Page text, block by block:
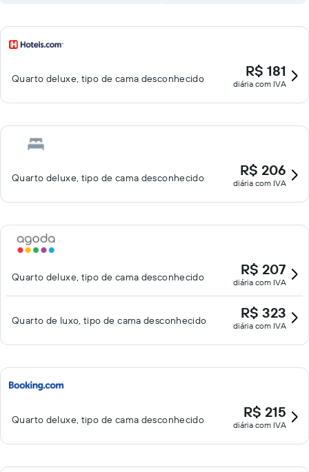
Quarto deluxe, tipo de cama desconhecido R$ 181
diária com IVA
Quarto deluxe, tipo de cama desconhecido R$ 206
diária com IVA
Quarto deluxe, tipo de cama desconhecido R$ 207
diária com IVA
Quarto de luxo, tipo de cama desconhecido R$ 323
diária com IVA
Quarto deluxe, tipo de cama desconhecido R$ 215
diária com IVA